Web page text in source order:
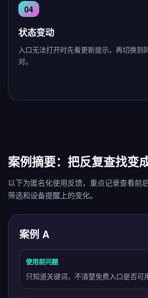
状态变动
入口无法打开时先看更新提示，再切换到
对。
案例摘要：把反复查找变
以下为匿名化使用反馈，重点记录查看前
筛选和设备提醒上的变化。
案例 A
使用前问题
只知道关键词，不清楚免费入口是否可